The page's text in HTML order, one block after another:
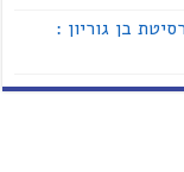
בן גוריון :